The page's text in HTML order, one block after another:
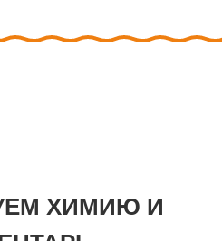
ХИМИЮ И